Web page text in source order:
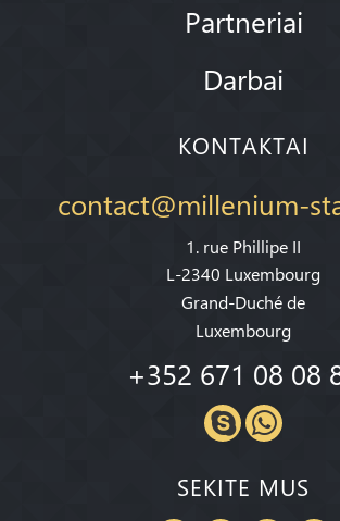
Partneriai
Darbai
KONTAKTAI
contact@millenium-
1. rue Phillipe II
L-2340 Luxembourg
Grand-Duché de
Luxembourg
+352 671 08 08
SEKITE MUS